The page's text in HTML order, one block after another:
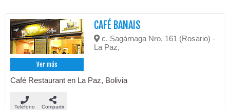
Ver más
CAFÉ BANAIS
c. Sagárnaga Nro. 161 (Rosario) -
La Paz,
Café Restaurant en La Paz, Bolivia
Teléfono Compartir